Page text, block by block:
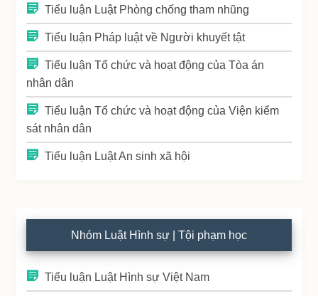
Tiểu luận Luật Phòng chống tham nhũng
Tiểu luận Pháp luật về Người khuyết tật
Tiểu luận Tổ chức và hoạt động của Tòa án
nhân dân
Tiểu luận Tổ chức và hoạt động của Viện kiểm
sát nhân dân
Tiểu luận Luật An sinh xã hội
Nhóm Luật Hình sự | Tội phạm học
Tiểu luận Luật Hình sự Việt Nam